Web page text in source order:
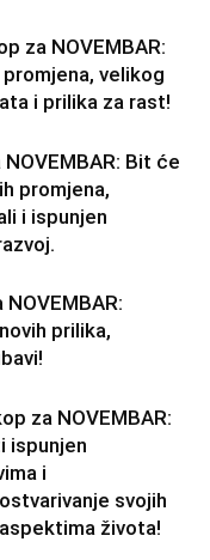
za NOVEMBAR:
velikog
i prilika za rast!
Bit će
promjena,
i ispunjen
prilika,
za NOVEMBAR:
ispunjen
i
svojih
života!